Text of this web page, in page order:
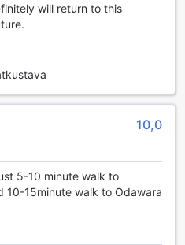
guchi: Erinomainen
guchi tarjoaa vierailleen
jotka tekevät
alueella sijaitseva
autolla.
suoraan hotellin
majoitukseen ja
vierailta peritään
sen, että kaikki
autonsa turvallisuudesta.
will return to this
10,0
5-10 minute walk to
10-15minute walk to Odawara